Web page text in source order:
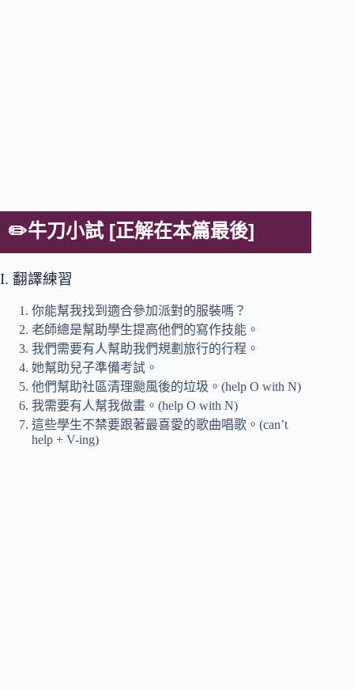
✏️牛刀小試 [正解在本篇最後]
I. 翻譯練習
你能幫我找到適合參加派對的服裝嗎？
老師總是幫助學生提高他們的寫作技能。
我們需要有人幫助我們規劃旅行的行程。
她幫助兒子準備考試。
他們幫助社區清理颱風後的垃圾。(help O with N)
我需要有人幫我做畫。(help O with N)
這些學生不禁要跟著最喜愛的歌曲唱歌。(can’t
help + V-ing)